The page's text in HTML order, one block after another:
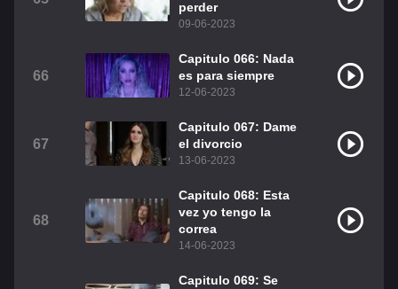
perder
09-06-2023
66
Capitulo 066: Nada
es para siempre
12-06-2023
67
Capitulo 067: Dame
el divorcio
13-06-2023
68
Capitulo 068: Esta
vez yo tengo la
correa
14-06-2023
Capitulo 069: Se